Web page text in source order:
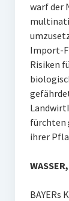
warf der
Import-
Risiken
fürchten
ihrer
BAYERs